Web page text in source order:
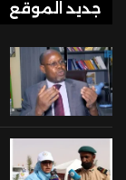
جديد الموقع